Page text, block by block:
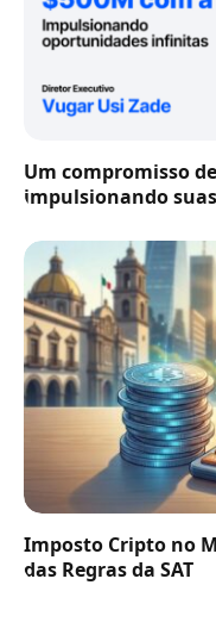
Um compromisso
impulsionando
Imposto Cripto no
das Regras da SAT